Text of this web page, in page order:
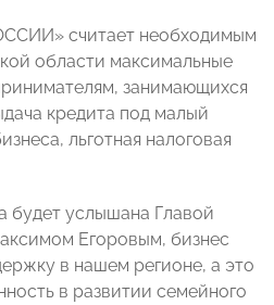
считает необходимым
области максимальные
занимающихся
кредита под малый
льготная налоговая
будет услышана Главой
Егоровым, бизнес
в нашем регионе, а это
в развитии семейного